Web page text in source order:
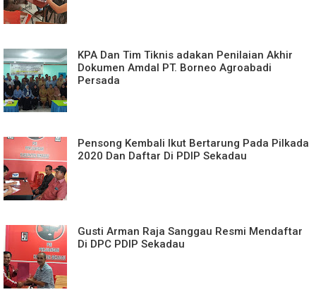
KPA Dan Tim Tiknis adakan Penilaian Akhir
Dokumen Amdal PT. Borneo Agroabadi
Persada
Pensong Kembali Ikut Bertarung Pada Pilkada
2020 Dan Daftar Di PDIP Sekadau
Gusti Arman Raja Sanggau Resmi Mendaftar
Di DPC PDIP Sekadau